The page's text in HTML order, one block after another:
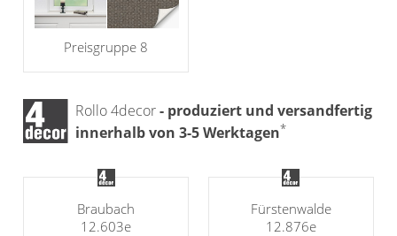
Preisgruppe 8
Rollo 4decor- produziert und versandfertig
innerhalb von 3-5 Werktagen*
Braubach
12.603e
Fürstenwalde
12.876e